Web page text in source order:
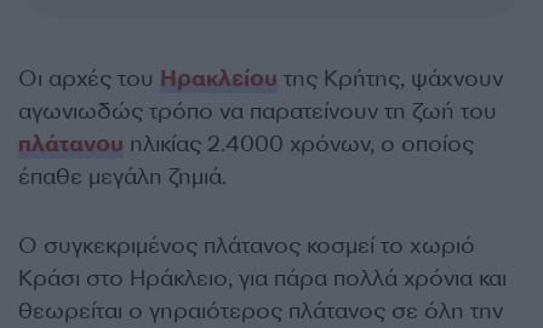
Οι αρχές του Ηρακλείου της Κρήτης, ψάχνουν
αγωνιωδώς τρόπο να παρατείνουν τη ζωή του
πλάτανου ηλικίας 2.4000 χρόνων, ο οποίος
έπαθε μεγάλη ζημιά.
Ο συγκεκριμένος πλάτανος κοσμεί το χωριό
Κράσι στο Ηράκλειο, για πάρα πολλά χρόνια και
θεωρείται ο γηραιότερος πλάτανος σε όλη την